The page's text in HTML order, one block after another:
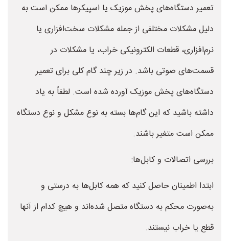
تعمیر دستگاه‌های پخش موزیک یا اسپیکرها ممکن است به
دلیل مشکلات مختلفی از جمله مشکلات سخت‌افزاری یا
نرم‌افزاری، قطعات الکترونیکی خراب، یا مشکلات در
قسمت‌های صوتی باشد. در زیر چند گام کلی برای تعمیر
دستگاه‌های پخش موزیک آورده شده است. لطفاً به یاد
داشته باشید که این گام‌ها بسته به نوع مشکل و نوع دستگاه
ممکن است متغیر باشند.
بررسی اتصالات و کابل‌ها:
ابتدا اطمینان حاصل کنید که همه کابل‌ها به درستی و
به‌صورت محکم به دستگاه متصل شده‌اند و هیچ کدام از آنها
قطع یا خراب نیستند.